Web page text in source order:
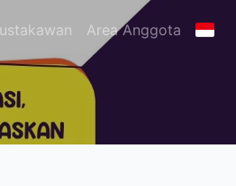
Area Anggota